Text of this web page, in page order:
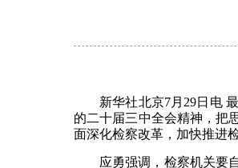
新华社北京7月29日电
的二十届三中全会精神，把
面深化检察改革，加快推进
应勇强调，检察机关要